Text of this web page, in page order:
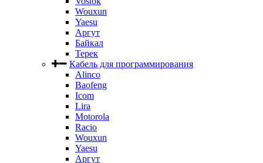
Wouxun
Yaesu
Аргут
Байкал
Терек
Кабель для программирования
Alinco
Baofeng
Icom
Lira
Motorola
Racio
Wouxun
Yaesu
Аргут